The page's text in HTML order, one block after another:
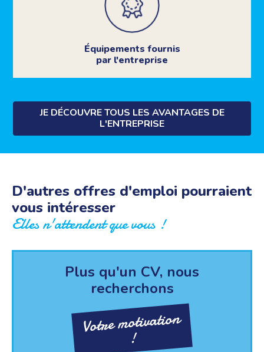
Équipements fournis
par l'entreprise
JE DÉCOUVRE TOUS LES AVANTAGES DE
L'ENTREPRISE
D'autres offres d'emploi pourraient
vous intéresser
Elles n'attendent que vous !
Plus qu'un CV, nous
recherchons
Votre motivation
!